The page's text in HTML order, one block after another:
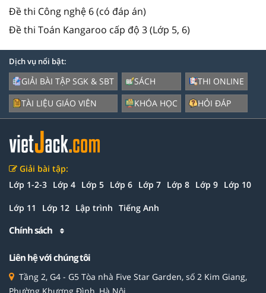
Đề thi Công nghệ 6 (có đáp án)
Đề thi Toán Kangaroo cấp độ 3 (Lớp 5, 6)
Dịch vụ nổi bật:
GIẢI BÀI TẬP SGK & SBT
TÀI LIỆU GIÁO VIÊN
SÁCH
KHÓA HỌC
THI ONLINE
HỎI ĐÁP
Giải bài tập:
Lớp 1-2-3 Lớp 4 Lớp 5 Lớp 6 Lớp 7 Lớp 8 Lớp 9 Lớp 10
Lớp 11 Lớp 12 Lập trình Tiếng Anh
Chính sách
Liên hệ với chúng tôi
Tầng 2, G4 - G5 Tòa nhà Five Star Garden, số 2 Kim Giang,